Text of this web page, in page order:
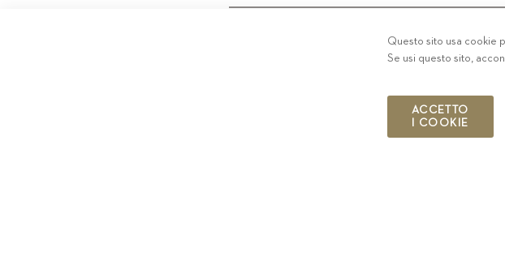
PRIVACY -COLOPHON
COPYRIGHT
Questo sito usa cookie
Se usi questo sito,
ACCETTO
I COOKIE